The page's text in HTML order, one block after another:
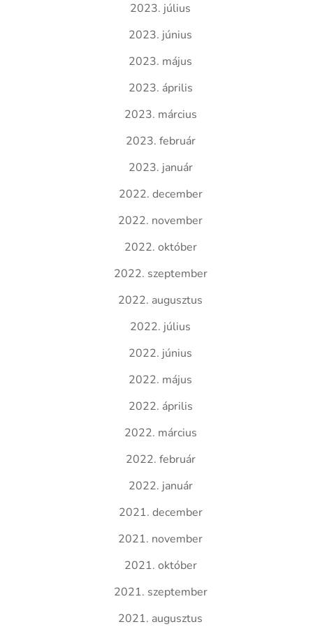
2023. július
2023. június
2023. május
2023. április
2023. március
2023. február
2023. január
2022. december
2022. november
2022. október
2022. szeptember
2022. augusztus
2022. július
2022. június
2022. május
2022. április
2022. március
2022. február
2022. január
2021. december
2021. november
2021. október
2021. szeptember
2021. augusztus